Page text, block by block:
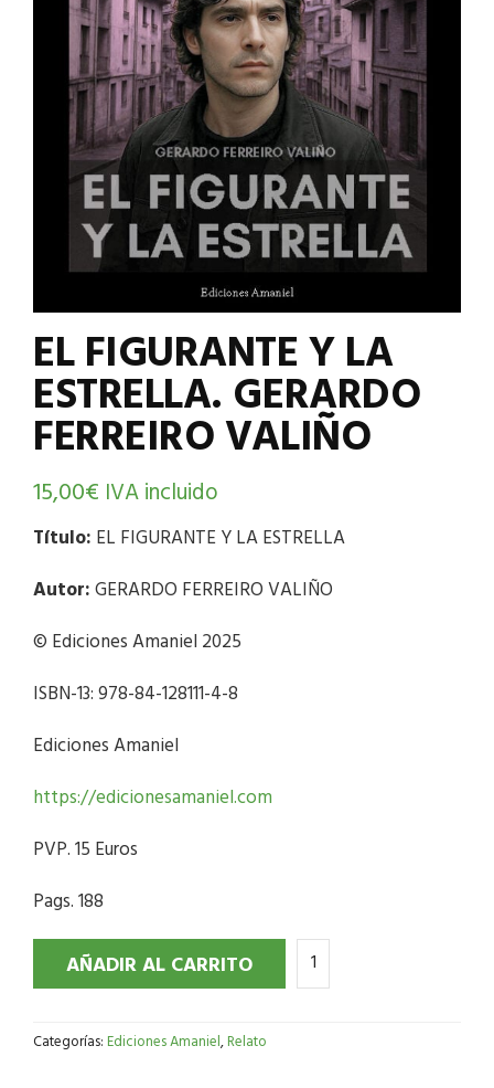
EL FIGURANTE Y LA
ESTRELLA. GERARDO
FERREIRO VALIÑO
15,00€ IVA incluido
Título: EL FIGURANTE Y LA ESTRELLA
Autor:GERARDO FERREIRO VALIÑO
© Ediciones Amaniel 2025
ISBN-13: 978-84-128111-4-8
Ediciones Amaniel
https://edicionesamaniel.com
PVP. 15 Euros
Pags. 188
AÑADIR AL CARRITO
Categorías:Ediciones Amaniel,Relato